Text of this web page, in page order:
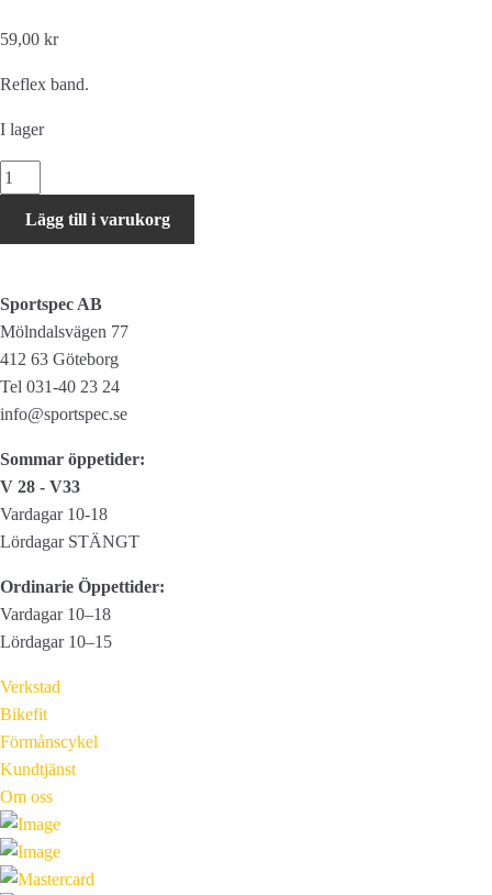
59,00 kr
Reflex band.
I lager
OXC
Reflexband
1st
mängd
Lägg till i varukorg
Sportspec AB
Mölndalsvägen 77
412 63 Göteborg
Tel 031-40 23 24
info@sportspec.se
Sommar öppetider:
V 28 - V33
Vardagar 10-18
Lördagar STÄNGT
Ordinarie Öppettider:
Vardagar 10–18
Lördagar 10–15
Verkstad
Bikefit
Förmånscykel
Kundtjänst
Om oss